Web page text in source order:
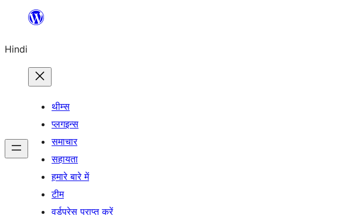
सामग्री
जाएं
Hindi
थीम्स
प्लगइन्स
समाचार
सहायता
हमारे बारे में
टीम
वर्डप्रेस प्राप्त करें